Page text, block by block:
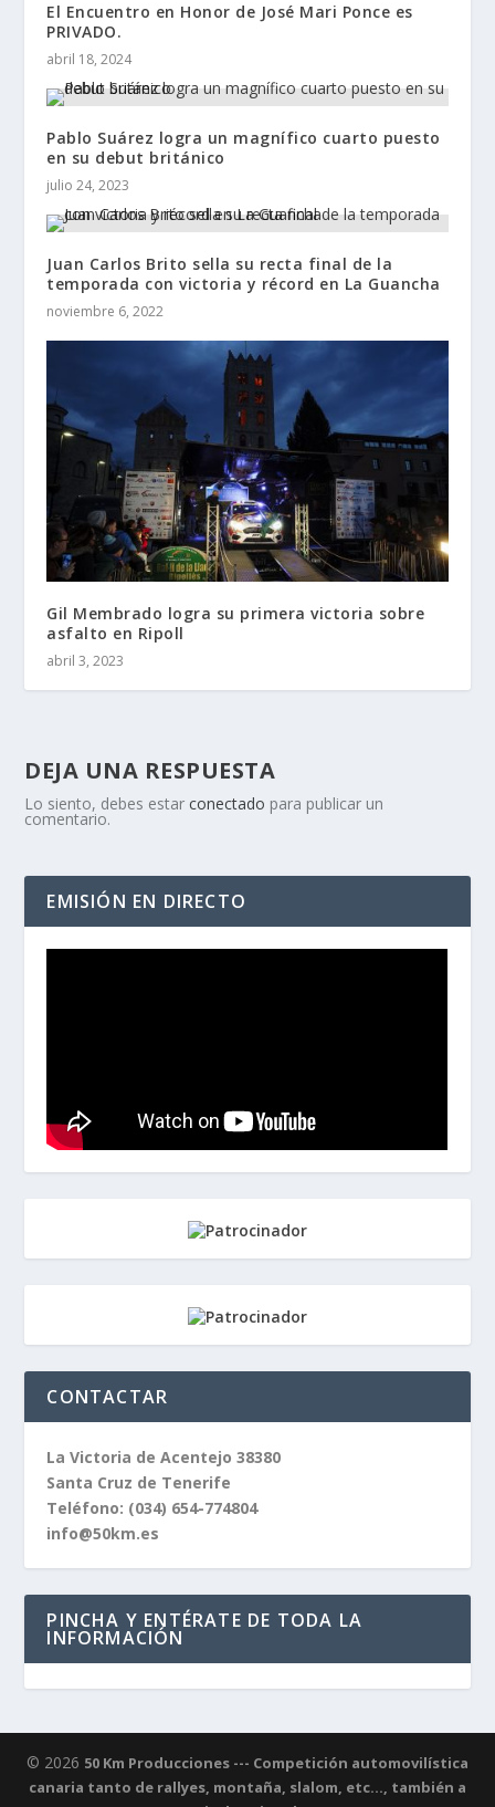
El Encuentro en Honor de José Mari Ponce es
PRIVADO.
abril 18, 2024
Pablo Suárez logra un magnífico cuarto puesto
en su debut británico
julio 24, 2023
Juan Carlos Brito sella su recta final de la
temporada con victoria y récord en La Guancha
noviembre 6, 2022
Gil Membrado logra su primera victoria sobre
asfalto en Ripoll
abril 3, 2023
DEJA UNA RESPUESTA
Lo siento, debes estarconectado para publicar un
comentario.
EMISIÓN EN DIRECTO
CONTACTAR
La Victoria de Acentejo 38380
Santa Cruz de Tenerife
Teléfono: (034) 654-774804
info@50km.es
PINCHA Y ENTÉRATE DE TODA LA
INFORMACIÓN
© 2026 50 Km Producciones --- Competición automovilística
canaria tanto de rallyes, montaña, slalom, etc..., también a